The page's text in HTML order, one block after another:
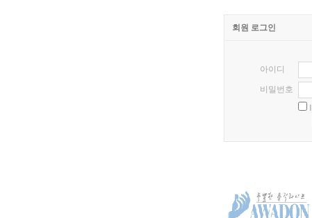
회원 로그인
아이디
비밀번호